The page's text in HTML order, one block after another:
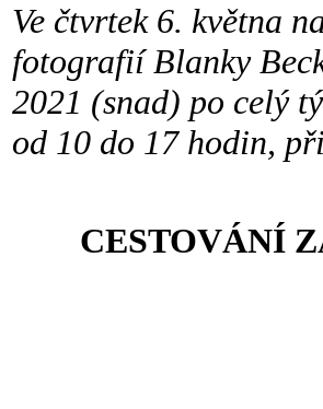
Ve čtvrtek 6. května
fotografií Blanky
2021 (snad) po celý
od 10 do 17 hodin,
CESTOVÁNÍ